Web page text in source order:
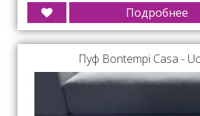
Подробнее
Пуф Bontempi Casa -